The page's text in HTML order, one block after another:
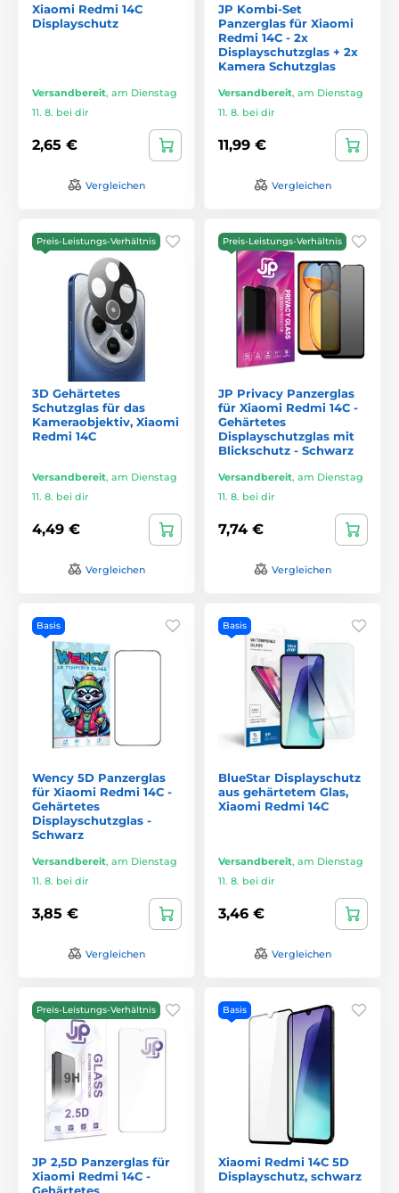
Xiaomi Redmi 14C
Displayschutz
Versandbereit, am Dienstag
11. 8. bei dir
2,65 €
Vergleichen
JP Kombi-Set
Panzerglas für Xiaomi
Redmi 14C - 2x
Displayschutzglas + 2x
Kamera Schutzglas
Versandbereit, am Dienstag
11. 8. bei dir
11,99 €
Vergleichen
Preis-Leistungs-Verhältnis
3D Gehärtetes
Schutzglas für das
Kameraobjektiv, Xiaomi
Redmi 14C
Versandbereit, am Dienstag
11. 8. bei dir
4,49 €
Vergleichen
Preis-Leistungs-Verhältnis
JP Privacy Panzerglas
für Xiaomi Redmi 14C -
Gehärtetes
Displayschutzglas mit
Blickschutz - Schwarz
Versandbereit, am Dienstag
11. 8. bei dir
7,74 €
Vergleichen
Basis
Wency 5D Panzerglas
für Xiaomi Redmi 14C -
Gehärtetes
Displayschutzglas -
Schwarz
Versandbereit, am Dienstag
11. 8. bei dir
3,85 €
Vergleichen
Basis
BlueStar Displayschutz
aus gehärtetem Glas,
Xiaomi Redmi 14C
Versandbereit, am Dienstag
11. 8. bei dir
3,46 €
Vergleichen
Preis-Leistungs-Verhältnis
JP 2,5D Panzerglas für
Xiaomi Redmi 14C -
Gehärtetes
Basis
Xiaomi Redmi 14C 5D
Displayschutz, schwarz